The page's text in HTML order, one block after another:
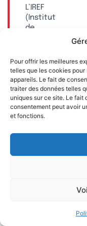
Pour offrir les meilleures
telles que les cookies
appareils. Le fait de
traiter des données telles
uniques sur ce site. Le fait
consentement peut avoir
et fonctions.
L’IREF
(Institut
de
et
Fiscales)
est
une
association
indépendante,
sans